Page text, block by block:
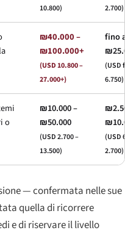
10.800)
2.700)
₪40.000 –
₪100.000+
(USD 10.800 –
27.000+)
fino
(USD
6.750)
o
₪10.000 –
₪50.000
(USD 2.700 –
13.500)
(USD
2.700)
— confermata nelle sue
quella di ricorrere
e di riservare il livello